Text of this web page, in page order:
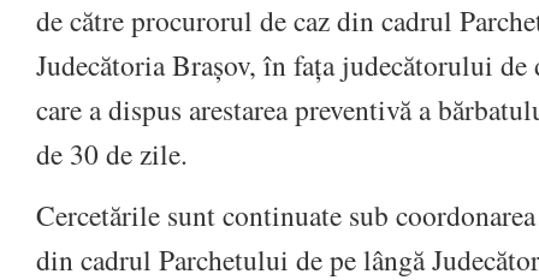
de către procurorul de caz din cadrul
Judecătoria Brașov, în fața judecătorului
care a dispus arestarea preventivă a
de 30 de zile.
Cercetările sunt continuate sub
din cadrul Parchetului de pe lângă